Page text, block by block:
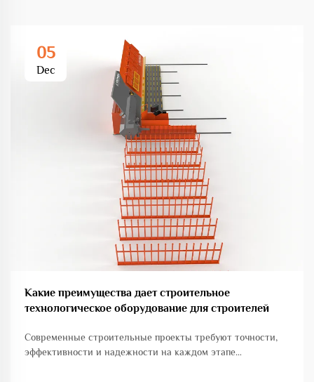
05
Dec
Какие преимущества дает строительное
технологическое оборудование для строителей
Современные строительные проекты требуют точности,
эффективности и надежности на каждом этапе